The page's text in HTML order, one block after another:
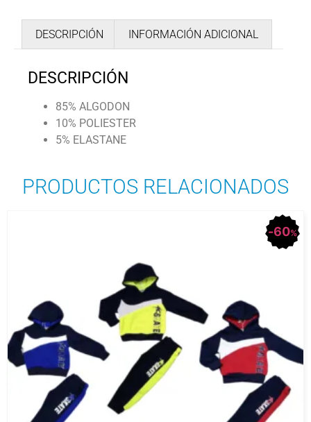
DESCRIPCIÓN INFORMACIÓN ADICIONAL
DESCRIPCIÓN
85% ALGODON
10% POLIESTER
5% ELASTANE
PRODUCTOS RELACIONADOS
60%